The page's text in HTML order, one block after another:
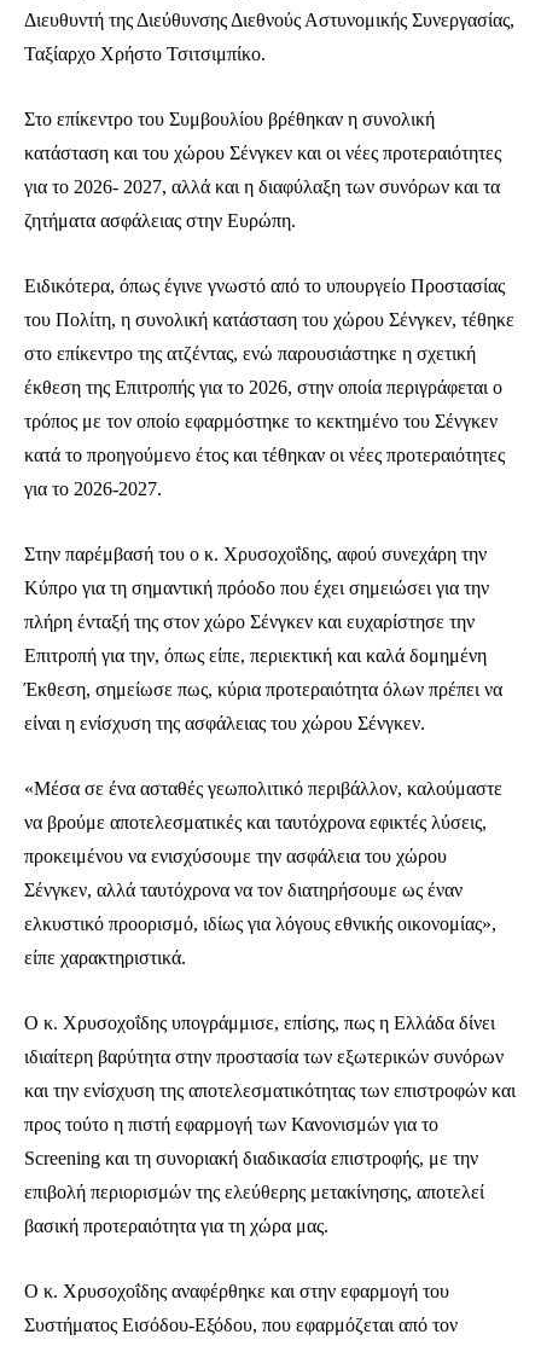
Διευθυντή της Διεύθυνσης Διεθνούς Αστυνομικής Συνεργασίας,
Ταξίαρχο Χρήστο Τσιτσιμπίκο.
Στο επίκεντρο του Συμβουλίου βρέθηκαν η συνολική
κατάσταση και του χώρου Σένγκεν και οι νέες προτεραιότητες
για το 2026- 2027, αλλά και η διαφύλαξη των συνόρων και τα
ζητήματα ασφάλειας στην Ευρώπη.
Ειδικότερα, όπως έγινε γνωστό από το υπουργείο Προστασίας
του Πολίτη, η συνολική κατάσταση του χώρου Σένγκεν, τέθηκε
στο επίκεντρο της ατζέντας, ενώ παρουσιάστηκε η σχετική
έκθεση της Επιτροπής για το 2026, στην οποία περιγράφεται ο
τρόπος με τον οποίο εφαρμόστηκε το κεκτημένο του Σένγκεν
κατά το προηγούμενο έτος και τέθηκαν οι νέες προτεραιότητες
για το 2026-2027.
Στην παρέμβασή του ο κ. Χρυσοχοΐδης, αφού συνεχάρη την
Κύπρο για τη σημαντική πρόοδο που έχει σημειώσει για την
πλήρη ένταξή της στον χώρο Σένγκεν και ευχαρίστησε την
Επιτροπή για την, όπως είπε, περιεκτική και καλά δομημένη
Έκθεση, σημείωσε πως, κύρια προτεραιότητα όλων πρέπει να
είναι η ενίσχυση της ασφάλειας του χώρου Σένγκεν.
«Μέσα σε ένα ασταθές γεωπολιτικό περιβάλλον, καλούμαστε
να βρούμε αποτελεσματικές και ταυτόχρονα εφικτές λύσεις,
προκειμένου να ενισχύσουμε την ασφάλεια του χώρου
Σένγκεν, αλλά ταυτόχρονα να τον διατηρήσουμε ως έναν
ελκυστικό προορισμό, ιδίως για λόγους εθνικής οικονομίας»,
είπε χαρακτηριστικά.
Ο κ. Χρυσοχοΐδης υπογράμμισε, επίσης, πως η Ελλάδα δίνει
ιδιαίτερη βαρύτητα στην προστασία των εξωτερικών συνόρων
και την ενίσχυση της αποτελεσματικότητας των επιστροφών και
προς τούτο η πιστή εφαρμογή των Κανονισμών για το
Screening και τη συνοριακή διαδικασία επιστροφής, με την
επιβολή περιορισμών της ελεύθερης μετακίνησης, αποτελεί
βασική προτεραιότητα για τη χώρα μας.
Ο κ. Χρυσοχοΐδης αναφέρθηκε και στην εφαρμογή του
Συστήματος Εισόδου-Εξόδου, που εφαρμόζεται από τον